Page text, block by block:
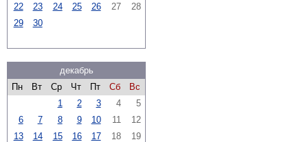
22
23 24 25 26 27
28
29
30
декабрь
Пн
Вт Ср Чт Пт Сб
Вс
1
2 3 4
5
6
7 8 9 10 11
12
13
14 15 16 17 18
19